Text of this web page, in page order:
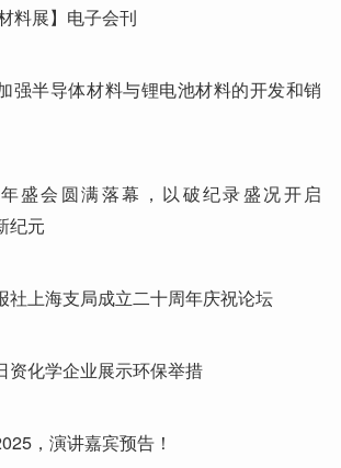
料展】电子会刊
半导体材料与锂电池材料的开发和销
盛会圆满落幕，以破纪录盛况开启
纪元
社上海支局成立二十周年庆祝论坛
化学企业展示环保举措
，演讲嘉宾预告！